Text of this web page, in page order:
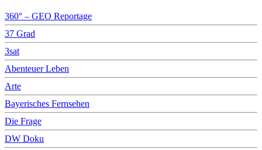
360° – GEO Reportage
37 Grad
3sat
Abenteuer Leben
Arte
Bayerisches Fernsehen
Die Frage
DW Doku